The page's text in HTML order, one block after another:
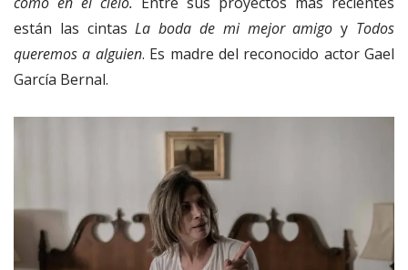
están las cintasLa boda de mi mejor amigoy Todos
queremos a alguien. Es madre del reconocido actor Gael
García Bernal.